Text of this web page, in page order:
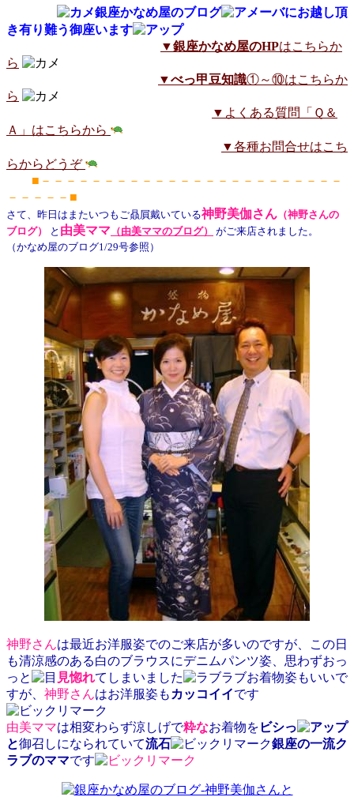
銀座かなめ屋のブログ
にお越し頂
き有り難う御座います
▼銀座かなめ屋のHPはこちらか
ら
▼べっ甲豆知識①～⑩はこちらか
ら
▼よくある質問「Ｑ＆
Ａ」はこちらから
▼各種お問合せはこち
らからどうぞ
■－－－－－－－－－－－－－－－－－－－－－－－－
－－－－－■
さて、昨日はまたいつもご贔屓戴いている神野美伽さん （神野さんの
ブログ）
と 由美ママ （由美ママのブログ）
がご来店されました。
（かなめ屋のブログ1/29号参照）
神野さんは最近お洋服姿でのご来店が多いのですが、この日
も清涼感のある白のブラウスにデニムパンツ姿、思わずおっ
っと
見惚れてしまいました
お着物姿もいいで
すが、 神野さんはお洋服姿もカッコイイです
由美ママは相変わらず涼しげで粋なお着物を ビシっ
と御召しになられていて流石
銀座の一流ク
ラブのママです